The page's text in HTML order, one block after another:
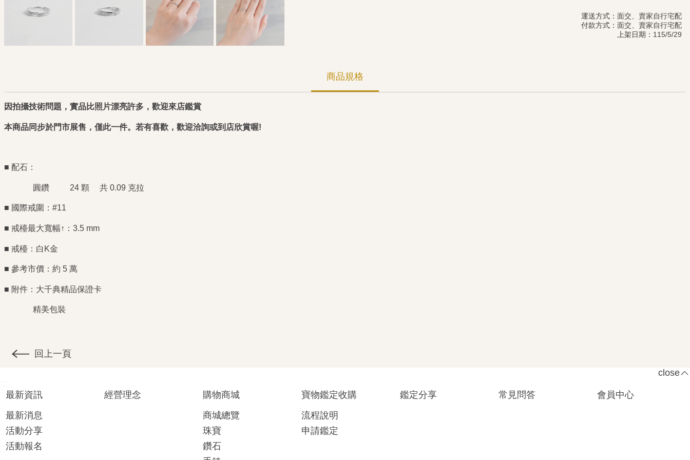
運送方式： 面交、賣家自行宅配
付款方式： 面交、賣家自行宅配
上架日期： 115/5/29
商品規格
因拍攝技術問題，實品比照片漂亮許多，歡迎來店鑑賞
本商品同步於門市展售，僅此一件。若有喜歡，歡迎洽詢或到店欣賞喔!
■ 配石：
圓鑽 24 顆 共 0.09 克拉
■ 國際戒圍：#11
■ 戒檯最大寬幅↑：3.5 mm
■ 戒檯：白K金
■ 參考市價：約 5 萬
■ 附件：大千典精品保證卡
精美包裝
回上一頁
close
最新資訊
最新消息
活動分享
活動報名
經營理念
購物商城
商城總覽
珠寶
鑽石
寶物鑑定收購
流程說明
申請鑑定
鑑定分享 常見問答 會員中心